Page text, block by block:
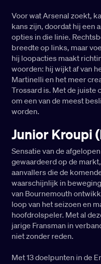
Voor wat Arsenal zoekt,
kans zijn, doordat hij een
opties in die linie.
breedte op links, maar
hij loopacties maakt
woorden: hij wijkt af van
Martinelli en het meer
Trossard is. Met de juiste
om een van de meest
worden.
Junior Kroupi
Sensatie van de
gewaardeerd op de
aanvallers die de
waarschijnlijk in
van Bournemouth
loop van het seizoen en
hoofdrolspeler. Met al
jarige Fransman in
niet zonder reden.
Met 13 doelpunten in de